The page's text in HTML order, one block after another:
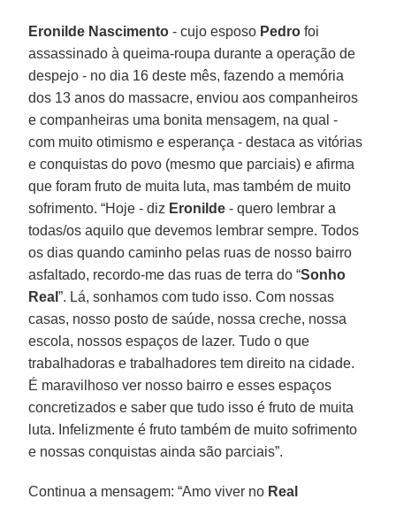
Eronilde Nascimento - cujo esposo Pedro foi
assassinado à queima-roupa durante a operação de
despejo - no dia 16 deste mês, fazendo a memória
dos 13 anos do massacre, enviou aos companheiros
e companheiras uma bonita mensagem, na qual -
com muito otimismo e esperança - destaca as vitórias
e conquistas do povo (mesmo que parciais) e afirma
que foram fruto de muita luta, mas também de muito
sofrimento. “Hoje - diz Eronilde - quero lembrar a
todas/os aquilo que devemos lembrar sempre. Todos
os dias quando caminho pelas ruas de nosso bairro
asfaltado, recordo-me das ruas de terra do “Sonho
Real”. Lá, sonhamos com tudo isso. Com nossas
casas, nosso posto de saúde, nossa creche, nossa
escola, nossos espaços de lazer. Tudo o que
trabalhadoras e trabalhadores tem direito na cidade.
É maravilhoso ver nosso bairro e esses espaços
concretizados e saber que tudo isso é fruto de muita
luta. Infelizmente é fruto também de muito sofrimento
e nossas conquistas ainda são parciais”.
Continua a mensagem: “Amo viver no Real